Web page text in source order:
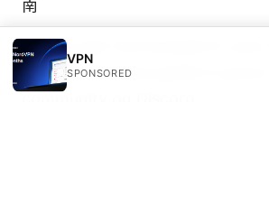
南
How to get more people in
a comprehensive guide to grow
community on Discord
VPN
SPONSORED